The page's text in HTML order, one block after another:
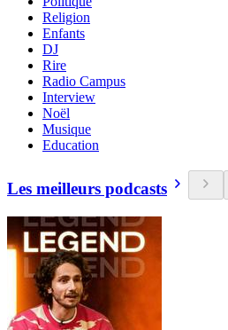
Religion
Enfants
DJ
Rire
Radio Campus
Interview
Noël
Musique
Education
Les meilleurs podcasts